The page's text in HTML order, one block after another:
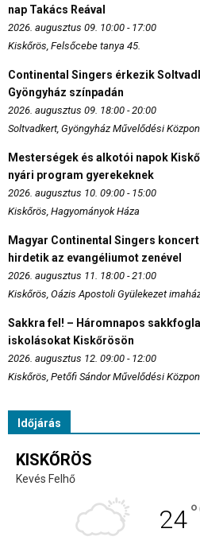
nap Takács Reával
2026. augusztus 09. 10:00 - 17:00
Kiskőrös, Felsőcebe tanya 45.
Continental Singers érkezik
Gyöngyház színpadán
2026. augusztus 09. 18:00 - 20:00
Soltvadkert, Gyöngyház Művelődési
Mesterségek és alkotói napok
nyári program gyerekeknek
2026. augusztus 10. 09:00 - 15:00
Kiskőrös, Hagyományok Háza
Magyar Continental Singers
hirdetik az evangéliumot zenével
2026. augusztus 11. 18:00 - 21:00
Kiskőrös, Oázis Apostoli Gyülekezet
Sakkra fel! – Háromnapos
iskolásokat Kiskőrösön
2026. augusztus 12. 09:00 - 12:00
Kiskőrös, Petőfi Sándor Művelődési
Időjárás
KISKŐRÖS
Kevés Felhő
24°